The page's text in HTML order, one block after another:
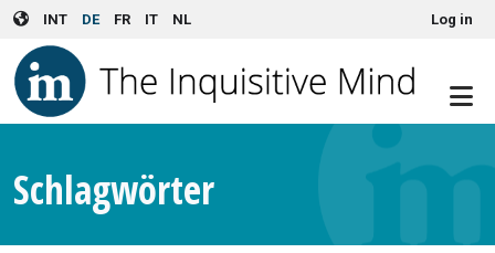
Skip to main content
INT DE FR IT NL User account menuLog in
Schlagwörter